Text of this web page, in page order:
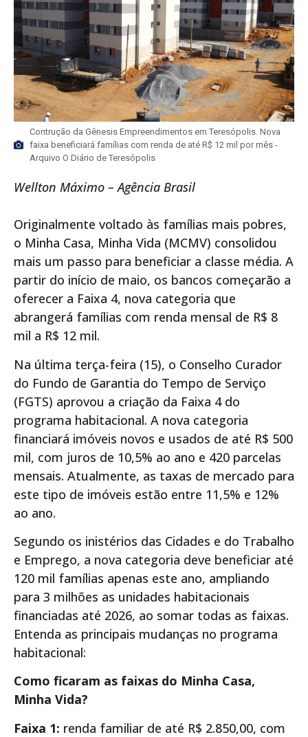
Contrução da Gênesis Empreendimentos em Teresópolis. Nova
faixa beneficiará famílias com renda de até R$ 12 mil por mês -
Arquivo O Diário de Teresópolis
Wellton Máximo – Agência Brasil
Originalmente voltado às famílias mais pobres,
o Minha Casa, Minha Vida (MCMV) consolidou
mais um passo para beneficiar a classe média. A
partir do início de maio, os bancos começarão a
oferecer a Faixa 4, nova categoria que
abrangerá famílias com renda mensal de R$ 8
mil a R$ 12 mil.
Na última terça-feira (15), o Conselho Curador
do Fundo de Garantia do Tempo de Serviço
(FGTS) aprovou a criação da Faixa 4 do
programa habitacional. A nova categoria
financiará imóveis novos e usados de até R$ 500
mil, com juros de 10,5% ao ano e 420 parcelas
mensais. Atualmente, as taxas de mercado para
este tipo de imóveis estão entre 11,5% e 12%
ao ano.
Segundo os inistérios das Cidades e do Trabalho
e Emprego, a nova categoria deve beneficiar até
120 mil famílias apenas este ano, ampliando
para 3 milhões as unidades habitacionais
financiadas até 2026, ao somar todas as faixas.
Entenda as principais mudanças no programa
habitacional:
Como ficaram as faixas do Minha Casa,
Minha Vida?
Faixa 1: renda familiar de até R$ 2.850,00, com